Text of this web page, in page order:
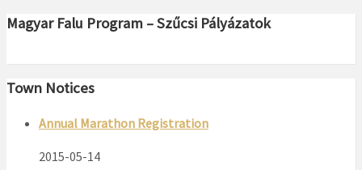
Magyar Falu Program – Szűcsi Pályázatok
Town Notices
Annual Marathon Registration
2015-05-14